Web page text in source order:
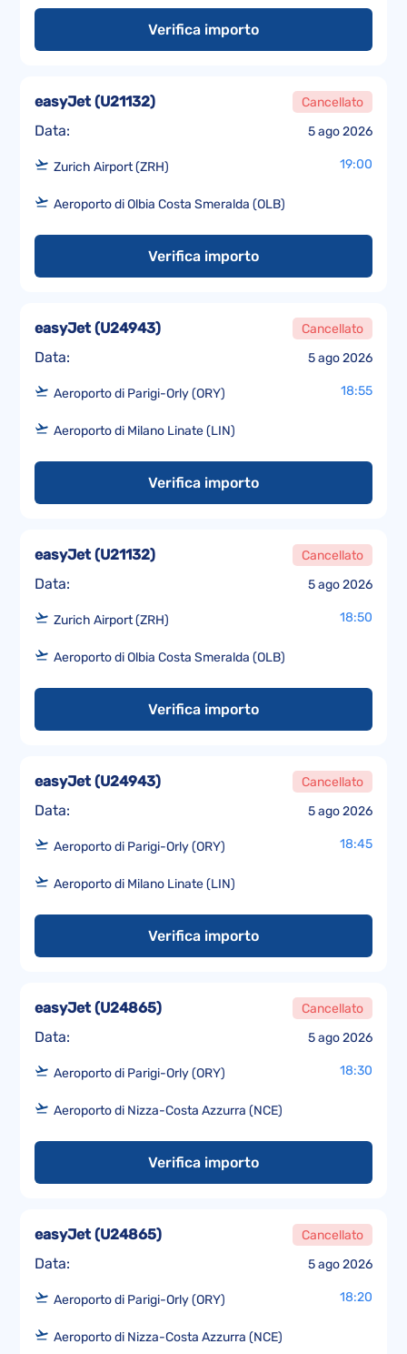
Verifica importo
Data: 5 ago 2026
easyJet(U21132) Cancellato
Zurich Airport (ZRH) 19:00
Aeroporto di Olbia Costa Smeralda (OLB)
Verifica importo
Data: 5 ago 2026
easyJet(U24943) Cancellato
Aeroporto di Parigi-Orly (ORY) 18:55
Aeroporto di Milano Linate (LIN)
Verifica importo
Data: 5 ago 2026
easyJet(U21132) Cancellato
Zurich Airport (ZRH) 18:50
Aeroporto di Olbia Costa Smeralda (OLB)
Verifica importo
Data: 5 ago 2026
easyJet(U24943) Cancellato
Aeroporto di Parigi-Orly (ORY) 18:45
Aeroporto di Milano Linate (LIN)
Verifica importo
Data: 5 ago 2026
easyJet(U24865) Cancellato
Aeroporto di Parigi-Orly (ORY) 18:30
Aeroporto di Nizza-Costa Azzurra (NCE)
Verifica importo
Data: 5 ago 2026
easyJet(U24865) Cancellato
Aeroporto di Parigi-Orly (ORY) 18:20
Aeroporto di Nizza-Costa Azzurra (NCE)